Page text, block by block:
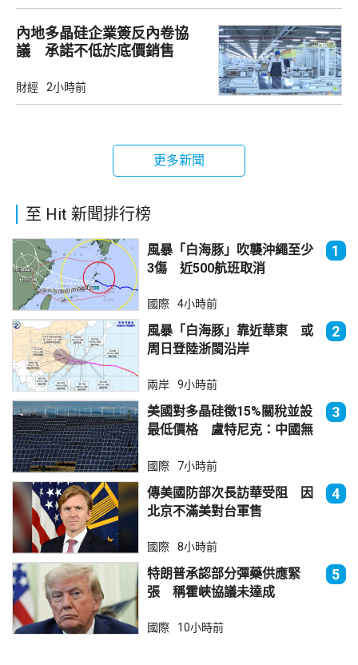
內地多晶硅企業簽反內卷協
議 承諾不低於底價銷售
財經 2小時前
更多新聞
至 Hit 新聞排行榜
風暴「白海豚」吹襲沖繩至少
3傷 近500航班取消
1
國際 4小時前
風暴「白海豚」靠近華東 或
周日登陸浙閩沿岸
2
兩岸 9小時前
美國對多晶硅徵15%關稅並設
最低價格 盧特尼克：中國無
3
國際 7小時前
傳美國防部次長訪華受阻 因
北京不滿美對台軍售
4
國際 8小時前
特朗普承認部分彈藥供應緊
張 稱霍峽協議未達成
5
國際 10小時前